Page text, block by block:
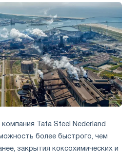
компания Tata Steel Nederland
более быстрого, чем
закрытия коксохимических и